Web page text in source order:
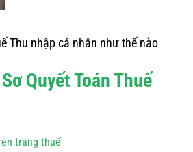
Thu nhập cá nhân như thế nào
Quyết Toán Thuế
trang thuế